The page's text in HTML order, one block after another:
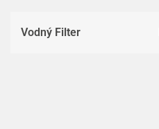
Vodný Filter